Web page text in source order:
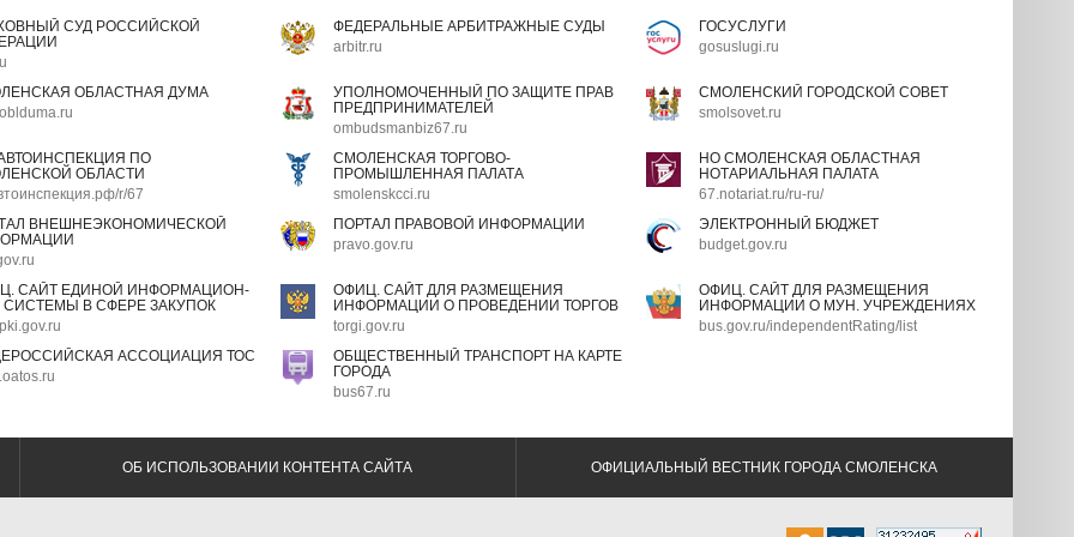
СУД РОССИЙСКОЙ
ФЕДЕРАЛЬНЫЕ АРБИТРАЖНЫЕ СУДЫ
arbitr.ru
ГОСУСЛУГИ
gosuslugi.ru
ОБЛАСТНАЯ ДУМА
УПОЛНОМОЧЕННЫЙ ПО ЗАЩИТЕ ПРАВ
ПРЕДПРИНИМАТЕЛЕЙ
ombudsmanbiz67.ru
СМОЛЕНСКИЙ ГОРОДСКОЙ СОВЕТ
smolsovet.ru
ПО
ОБЛАСТИ
r/67
СМОЛЕНСКАЯ ТОРГОВО-
ПРОМЫШЛЕННАЯ ПАЛАТА
smolenskcci.ru
НО СМОЛЕНСКАЯ ОБЛАСТНАЯ
НОТАРИАЛЬНАЯ ПАЛАТА
67.notariat.ru/ru-ru/
ВНЕШНЕЭКОНОМИЧЕСКОЙ
ПОРТАЛ ПРАВОВОЙ ИНФОРМАЦИИ
pravo.gov.ru
ЭЛЕКТРОННЫЙ БЮДЖЕТ
budget.gov.ru
САЙТ ЕДИНОЙ ИНФОРМАЦИОН-
СИСТЕМЫ В СФЕРЕ ЗАКУПОК
ОФИЦ. САЙТ ДЛЯ РАЗМЕЩЕНИЯ
ИНФОРМАЦИИ О ПРОВЕДЕНИИ ТОРГОВ
torgi.gov.ru
ОФИЦ. САЙТ ДЛЯ РАЗМЕЩЕНИЯ
ИНФОРМАЦИИ О МУН. УЧРЕЖДЕНИЯХ
bus.gov.ru/independentRating/list
АССОЦИАЦИЯ ТОС
ОБЩЕСТВЕННЫЙ ТРАНСПОРТ НА КАРТЕ
ГОРОДА
bus67.ru
ОБ ИСПОЛЬЗОВАНИИ КОНТЕНТА САЙТА ОФИЦИАЛЬНЫЙ ВЕСТНИК ГОРОДА СМОЛЕНСКА